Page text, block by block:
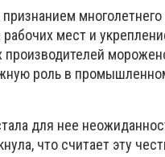
мест и
роль в
для нее
что считает эту